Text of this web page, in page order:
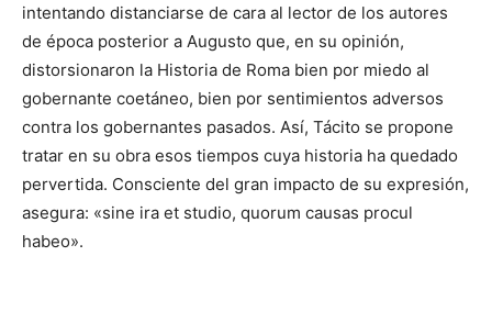
intentando distanciarse de cara al lector de los autores
de época posterior a Augusto que, en su opinión,
distorsionaron la Historia de Roma bien por miedo al
gobernante coetáneo, bien por sentimientos adversos
contra los gobernantes pasados. Así, Tácito se propone
tratar en su obra esos tiempos cuya historia ha quedado
pervertida. Consciente del gran impacto de su expresión,
asegura: «sine ira et studio, quorum causas procul
habeo».